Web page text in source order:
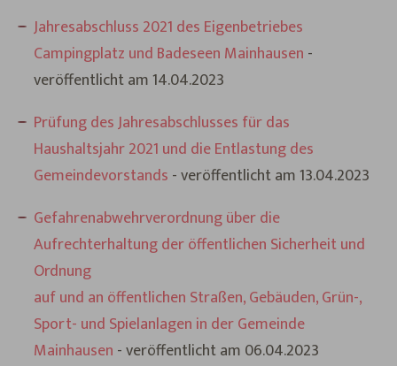
Jahresabschluss 2021 des Eigenbetriebes
Campingplatz und Badeseen Mainhausen -
veröffentlicht am 14.04.2023
Prüfung des Jahresabschlusses für das
Haushaltsjahr 2021 und die Entlastung des
Gemeindevorstands - veröffentlicht am 13.04.2023
Gefahrenabwehrverordnung über die
Aufrechterhaltung der öffentlichen Sicherheit und
Ordnung
auf und an öffentlichen Straßen, Gebäuden, Grün-,
Sport- und Spielanlagen in der Gemeinde
Mainhausen - veröffentlicht am 06.04.2023